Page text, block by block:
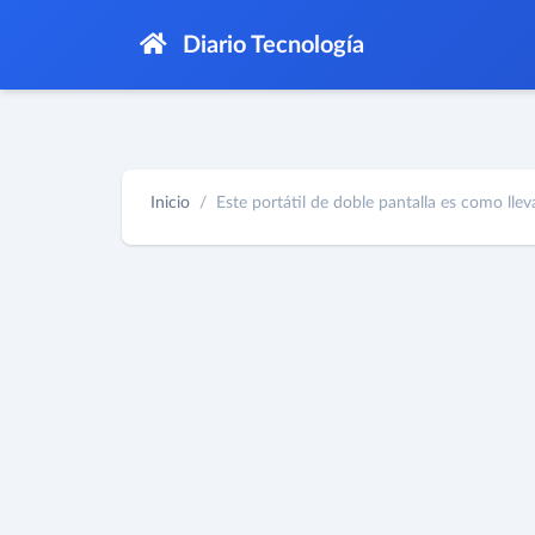
Diario Tecnología
Inicio Este portátil de doble pantalla es como